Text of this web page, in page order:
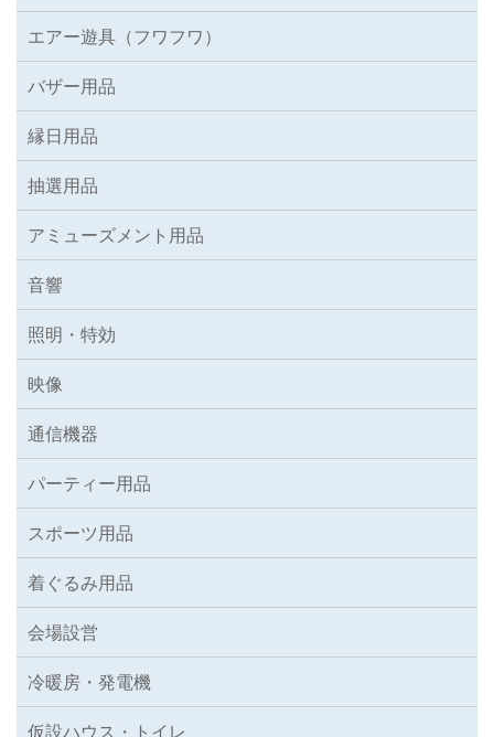
エアー遊具（フワフワ）
バザー用品
縁日用品
抽選用品
アミューズメント用品
音響
照明・特効
映像
通信機器
パーティー用品
スポーツ用品
着ぐるみ用品
会場設営
冷暖房・発電機
仮設ハウス・トイレ